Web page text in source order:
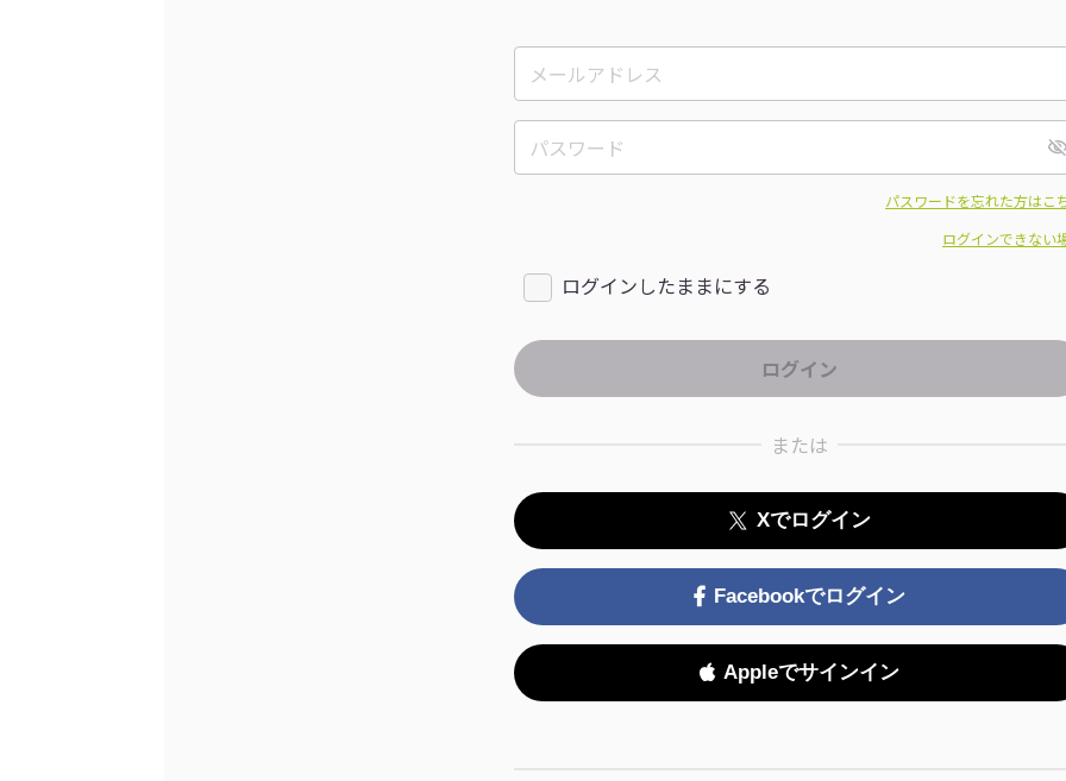
パスワードを忘れた方はこ
ログインできない
ログインしたままにする
または
Xでログイン
Facebookでログイン
Appleでサインイン